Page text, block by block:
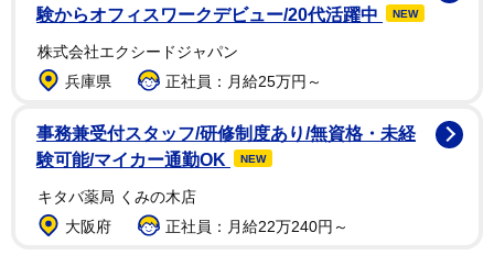
験からオフィスワークデビュー/20代活躍中
NEW
株式会社エクシードジャパン
兵庫県
正社員：月給25万円～
事務兼受付スタッフ/研修制度あり/無資格・未経
験可能/マイカー通勤OK
NEW
キタバ薬局 くみの木店
大阪府
正社員：月給22万240円～